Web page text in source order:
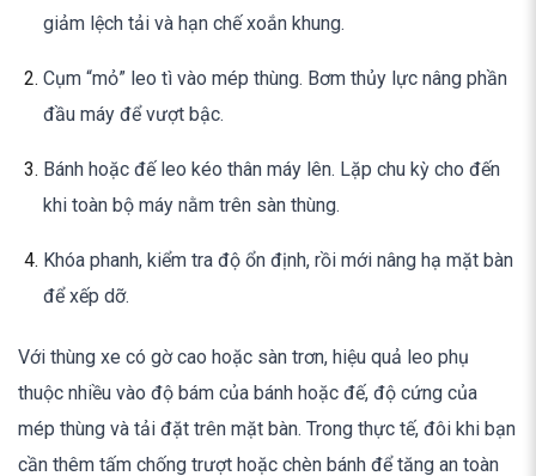
giảm lệch tải và hạn chế xoắn khung.
Cụm “mỏ” leo tì vào mép thùng. Bơm thủy lực nâng phần
đầu máy để vượt bậc.
Bánh hoặc đế leo kéo thân máy lên. Lặp chu kỳ cho đến
khi toàn bộ máy nằm trên sàn thùng.
Khóa phanh, kiểm tra độ ổn định, rồi mới nâng hạ mặt bàn
để xếp dỡ.
Với thùng xe có gờ cao hoặc sàn trơn, hiệu quả leo phụ
thuộc nhiều vào độ bám của bánh hoặc đế, độ cứng của
mép thùng và tải đặt trên mặt bàn. Trong thực tế, đôi khi bạn
cần thêm tấm chống trượt hoặc chèn bánh để tăng an toàn